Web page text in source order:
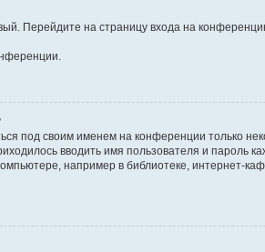
Перейдите на страницу входа на
под своим именем на конференции только
вводить имя пользователя и пароль
например в библиотеке, интернет-